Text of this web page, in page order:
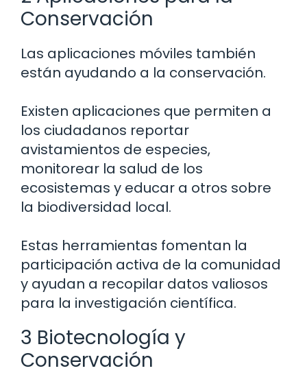
Conservación
Las aplicaciones móviles también
están ayudando a la conservación.
Existen aplicaciones que permiten a
los ciudadanos reportar
avistamientos de especies,
monitorear la salud de los
ecosistemas y educar a otros sobre
la biodiversidad local.
Estas herramientas fomentan la
participación activa de la comunidad
y ayudan a recopilar datos valiosos
para la investigación científica.
3 Biotecnología y
Conservación